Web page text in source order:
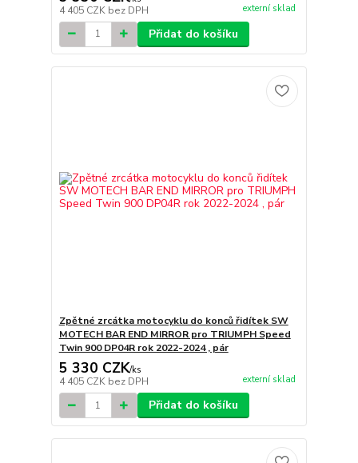
4 405 CZK bez DPH externí sklad
Přidat do košíku
Zpětné zrcátka motocyklu do konců řidítek SW
MOTECH BAR END MIRROR pro TRIUMPH Speed
Twin 900 DP04R rok 2022-2024 , pár
5 330 CZK/ks
4 405 CZK bez DPH externí sklad
Přidat do košíku